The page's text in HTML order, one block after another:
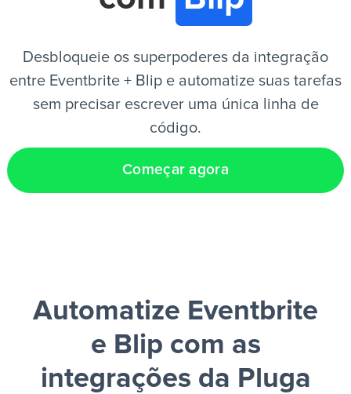
Desbloqueie os superpoderes da integração
entre Eventbrite + Blip e automatize suas tarefas
sem precisar escrever uma única linha de
código.
Começar agora
Automatize Eventbrite
e Blip com as
integrações da Pluga